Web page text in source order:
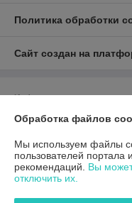
Политика обработки
Сайт создан на
Информация для
Юридическое лицо:
г. Минск, ул. Инженерная, 28,
Регистрационный номер
Обработка файлов
Мы используем файлы
пользователей портала
рекомендаций. Вы
отключить их.